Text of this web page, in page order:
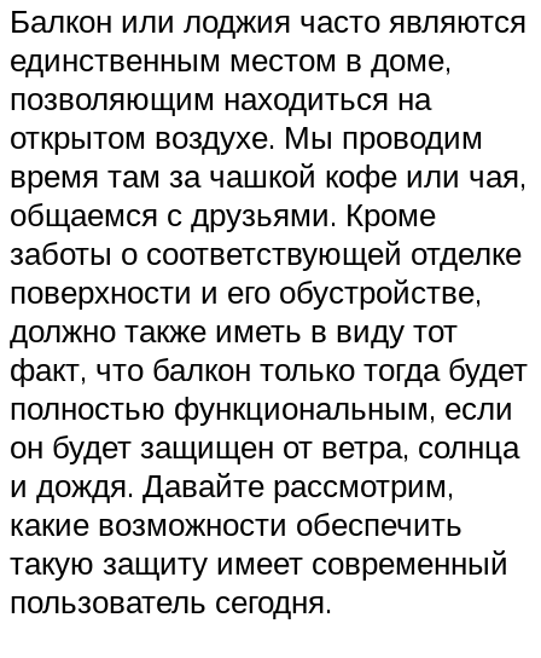
Балкон или лоджия часто являются
единственным местом в доме,
позволяющим находиться на
открытом воздухе. Мы проводим
время там за чашкой кофе или чая,
общаемся с друзьями. Кроме
заботы о соответствующей отделке
поверхности и его обустройстве,
должно также иметь в виду тот
факт, что балкон только тогда будет
полностью функциональным, если
он будет защищен от ветра, солнца
и дождя. Давайте рассмотрим,
какие возможности обеспечить
такую защиту имеет современный
пользователь сегодня.